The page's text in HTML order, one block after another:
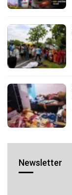
Newsletter